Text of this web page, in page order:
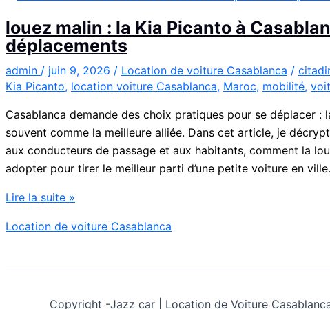
louez malin : la Kia Picanto à
déplacements
admin / juin 9, 2026 / Location de voiture Casablanca /
Kia Picanto, location voiture Casablanca, Maroc, mobilité,
Casablanca demande des choix pratiques pour se déplacer :
souvent comme la meilleure alliée. Dans cet article, je
aux conducteurs de passage et aux habitants, comment la
adopter pour tirer le meilleur parti d’une petite voiture en
louez
:
Kia
Lire la suite »
Location de voiture Casablanca
Copyright -Jazz car | Location de Voiture